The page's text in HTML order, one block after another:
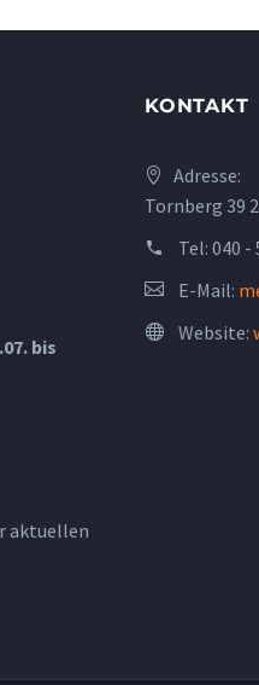
bis
aktuellen
KONTAKT
Adresse:
Tornberg 39
Tel: 040 -
E-Mail:
Website: